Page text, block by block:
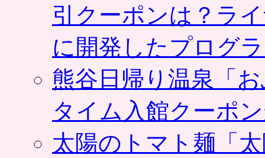
引クーポンは？ラ
に開発したプログ
熊谷日帰り温泉「
タイム入館クーポ
太陽のトマト麺「